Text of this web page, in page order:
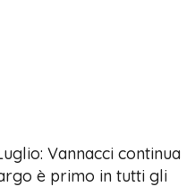
Vannacci continua
è primo in tutti gli